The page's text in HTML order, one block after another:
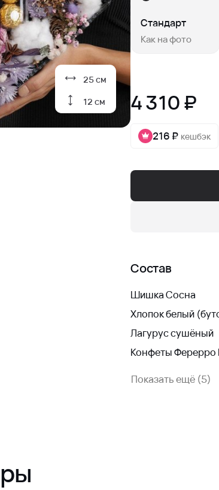
25 см
12 см
Стандарт
Как на фото
4 310 ₽
216 ₽ кешбэк
Состав
Шишка Сосна
Хлопок белый
Лагурус сушёный
Конфеты
Показать ещё (5)